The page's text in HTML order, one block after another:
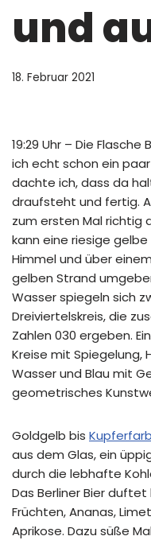
und
18. Februar 2021
19:29 Uhr – Die Flasche
ich echt schon ein
dachte ich, dass da
draufsteht und fertig.
zum ersten Mal richtig
kann eine riesige
Himmel und über
gelben Strand
Wasser spiegeln sich
Dreiviertelskreis, die
Zahlen 030 ergeben.
Kreise mit Spiegelung,
Wasser und Blau mit
geometrisches
Goldgelb bis
aus dem Glas, ein
durch die lebhafte
Das Berliner Bier
Früchten, Ananas,
Aprikose. Dazu süße